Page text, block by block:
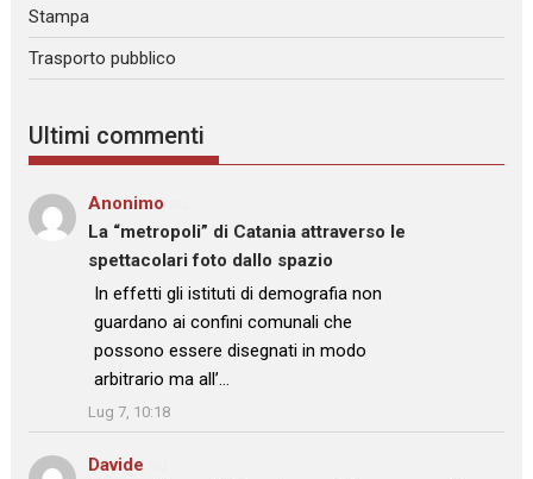
Stampa
Trasporto pubblico
Ultimi commenti
Anonimo
La “metropoli” di Catania attraverso le
spettacolari foto dallo spazio
: “
In effetti gli istituti di demografia non
guardano ai confini comunali che
possono essere disegnati in modo
arbitrario ma all’…
”
Lug 7, 10:18
Davide